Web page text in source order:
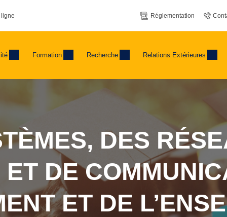
ligne Réglementation
Formation Recherche Relations Extérieures
DES
ET DE
ET DE